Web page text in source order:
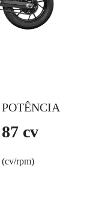
POTÊNCIA
87 cv
(cv/rpm)